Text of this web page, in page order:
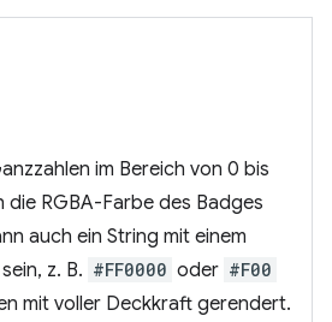
im Bereich von 0 bis
die RGBA-Farbe des Badges
auch ein String mit einem
z. B. #FF0000 oder #F00
mit voller Deckkraft gerendert.